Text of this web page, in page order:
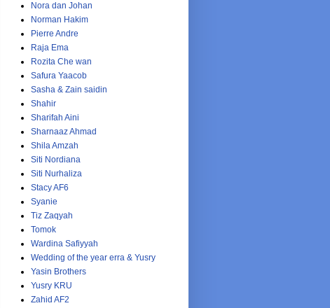
Nora dan Johan
Norman Hakim
Pierre Andre
Raja Ema
Rozita Che wan
Safura Yaacob
Sasha & Zain saidin
Shahir
Sharifah Aini
Sharnaaz Ahmad
Shila Amzah
Siti Nordiana
Siti Nurhaliza
Stacy AF6
Syanie
Tiz Zaqyah
Tomok
Wardina Safiyyah
Wedding of the year erra & Yusry
Yasin Brothers
Yusry KRU
Zahid AF2